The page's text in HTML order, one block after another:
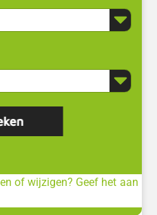
of wijzigen? Geef het aan